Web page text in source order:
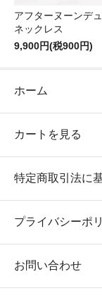
アフターヌーンデ
ネックレス
9,900円(税900円)
ホーム
カートを見る
特定商取引法に
プライバシーポ
お問い合わせ